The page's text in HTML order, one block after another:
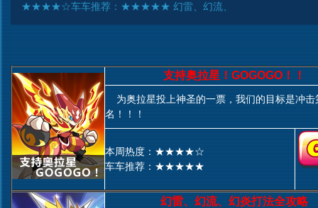
★★★★☆车车推荐：★★★★★ 幻雷、幻流、
支持奥拉星！GOGOGO！！
为奥拉星投上神圣的一票，我们的目标是冲击
名！！！
本周热度：★★★★☆
车车推荐：★★★★★
幻雷、幻流、幻炎打法全攻略